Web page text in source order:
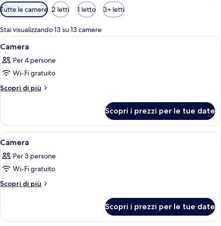
Filtri
disponibili
per
le
camere
Tutte le camere 2 letti 1 letto 3+ letti
Stai visualizzando 13 su 13 camere
Apri
tutte
le
foto
per
Camera da letto con soffitto
8
Camera
Per 4 persone
Wi-Fi gratuito
Scopri di più
Altri
Scopri i prezzi per le tue date
Apri
tutte
le
foto
per
Un letto a baldacchino con
6
Camera
Per 3 persone
Wi-Fi gratuito
Scopri di più
Altri
Scopri i prezzi per le tue date